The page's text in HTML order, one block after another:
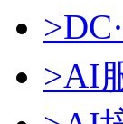
>AI